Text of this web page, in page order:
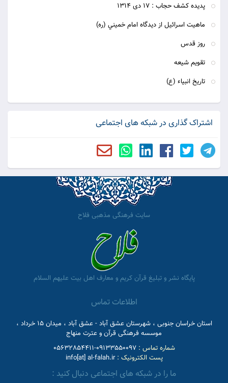
پديده كشف حجاب : 17 دى 1314
ماهيت اسرائيل از ديدگاه امام خميني (ره)
روز قدس
تقويم شيعه
تاريخ انبياء (ع)
اشتراک گذاری در شبکه های اجتماعی
سایت فرهنگی مذهبی فلاح
پایگاه نشر و تبلیغ قرآن کریم و معارف اهل بیت علیهم السلام
اطلاعات تماس
استان خراسان جنوبی ، شهرستان عشق آباد - عشق آباد ، میدان 15 خرداد ،
موسسه فرهنگی قرآن و عترت منهاج
شماره تماس :09133550097-05632854411
پست الکترونیک :info[at] al-falah.ir
ما را در شبکه های اجتماعی دنبال کنید :